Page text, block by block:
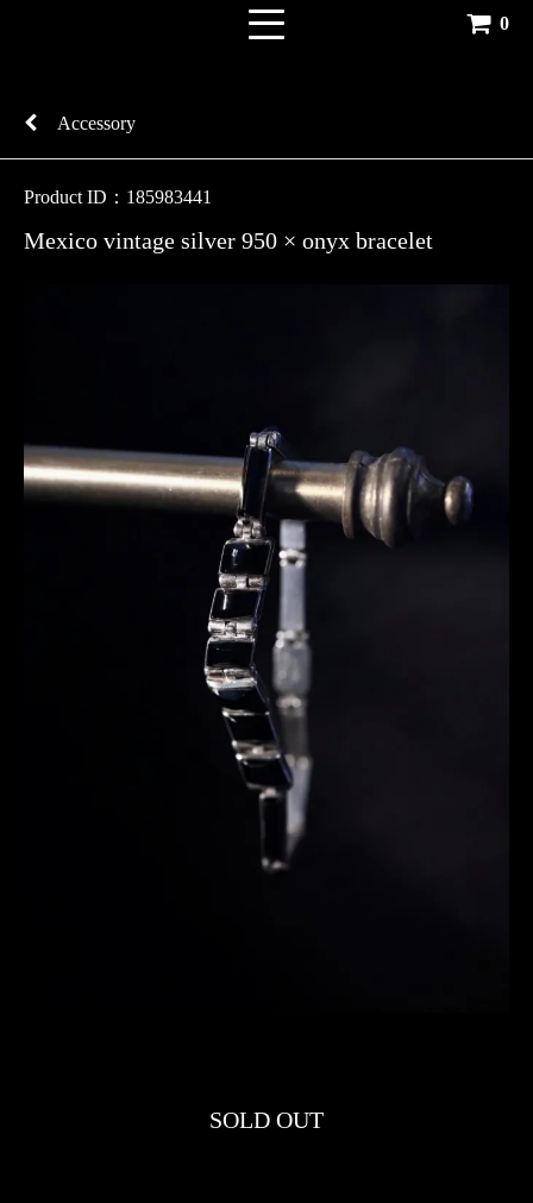
0
Accessory
Product ID：185983441
Mexico vintage silver 950 × onyx bracelet
SOLD OUT